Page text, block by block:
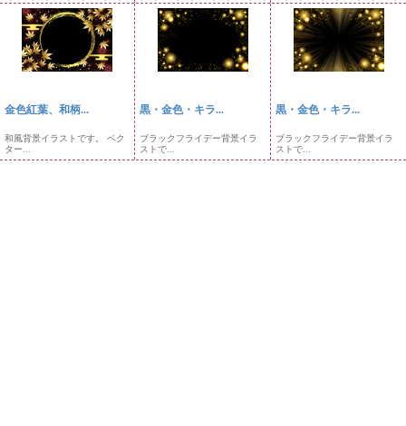
金色紅葉、和柄...
和風背景イラストです。 ベク
ター...
黒・金色・キラ...
ブラックフライデー背景イラ
ストで...
黒・金色・キラ...
ブラックフライデー背景イラ
ストで...